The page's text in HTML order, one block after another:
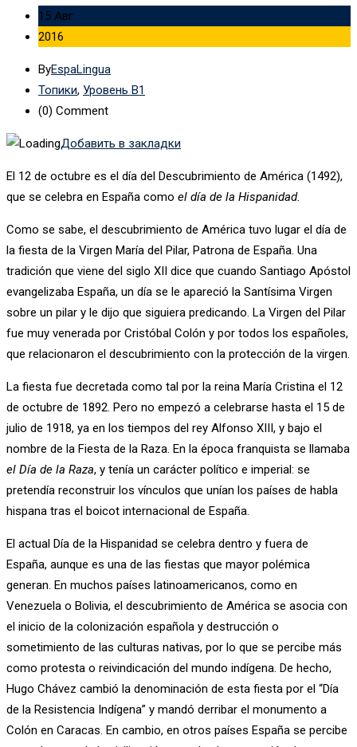
15 Авг
2016
ByEspaLingua
Топики, Уровень B1
(0) Comment
Добавить в закладки
El 12 de octubre es el día del Descubrimiento de América (1492),
que se celebra en España como el día de la Hispanidad.
Como se sabe, el descubrimiento de América tuvo lugar el día de
la fiesta de la Virgen María del Pilar, Patrona de España. Una
tradición que viene del siglo XII dice que cuando Santiago Apóstol
evangelizaba España, un día se le apareció la Santísima Virgen
sobre un pilar y le dijo que siguiera predicando. La Virgen del Pilar
fue muy venerada por Cristóbal Colón y por todos los españoles,
que relacionaron el descubrimiento con la protección de la virgen.
La fiesta fue decretada como tal por la reina María Cristina el 12
de octubre de 1892. Pero no empezó a celebrarse hasta el 15 de
julio de 1918, ya en los tiempos del rey Alfonso XIII, y bajo el
nombre de la Fiesta de la Raza. En la época franquista se llamaba
el Día de la Raza, y tenía un carácter político e imperial: se
pretendía reconstruir los vínculos que unían los países de habla
hispana tras el boicot internacional de España.
El actual Día de la Hispanidad se celebra dentro y fuera de
España, aunque es una de las fiestas que mayor polémica
generan. En muchos países latinoamericanos, como en
Venezuela o Bolivia, el descubrimiento de América se asocia con
el inicio de la colonización española y destrucción o
sometimiento de las culturas nativas, por lo que se percibe más
como protesta o reivindicación del mundo indígena. De hecho,
Hugo Chávez cambió la denominación de esta fiesta por el “Día
de la Resistencia Indígena” y mandó derribar el monumento a
Colón en Caracas. En cambio, en otros países España se percibe